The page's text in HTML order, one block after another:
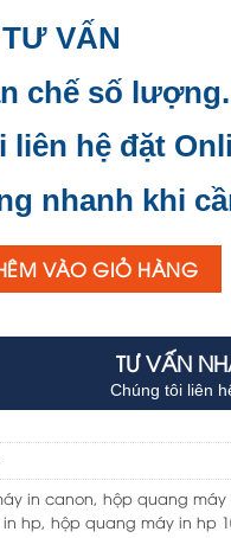
VẤN
chế số lượng.
liên hệ đặt
nhanh khi
VÀO GIỎ HÀNG
TƯ VẤN
Chúng tôi liên
in canon, hộp quang máy
hp, hộp quang máy in hp